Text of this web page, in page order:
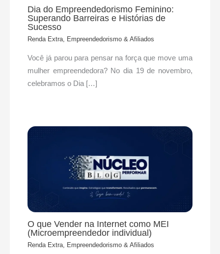
Dia do Empreendedorismo Feminino:
Superando Barreiras e Histórias de
Sucesso
Renda Extra, Empreendedorismo & Afiliados
Você já parou para pensar na força que move uma
mulher empreendedora? No dia 19 de novembro,
celebramos o Dia […]
O que Vender na Internet como MEI
(Microempreendedor individual)
Renda Extra, Empreendedorismo & Afiliados